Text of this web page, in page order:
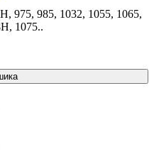
975, 985, 1032, 1055, 1065,
1075..